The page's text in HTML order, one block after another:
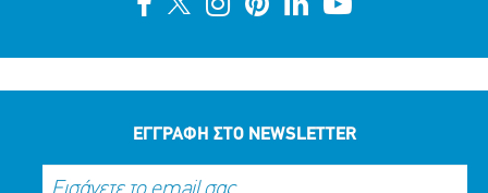
ΕΓΓΡΑΦΗ ΣΤΟ NEWSLETTER